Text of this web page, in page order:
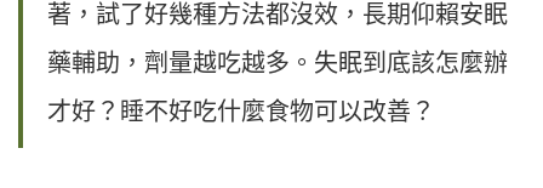
著，試了好幾種方法都沒效，長期仰賴安眠
藥輔助，劑量越吃越多。失眠到底該怎麼辦
才好？睡不好吃什麼食物可以改善？